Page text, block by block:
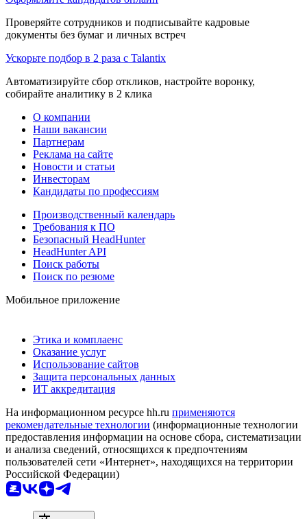
Проверяйте сотрудников и подписывайте кадровые
документы без бумаг и личных встреч
Ускорьте подбор в 2 раза с Talantix
Автоматизируйте сбор откликов, настройте воронку,
собирайте аналитику в 2 клика
О компании
Наши вакансии
Партнерам
Реклама на сайте
Новости и статьи
Инвесторам
Кандидаты по профессиям
Производственный календарь
Требования к ПО
Безопасный HeadHunter
HeadHunter API
Поиск работы
Поиск по резюме
Мобильное приложение
Этика и комплаенс
Оказание услуг
Использование сайтов
Защита персональных данных
ИТ аккредитация
На информационном ресурсе hh.ru применяются
рекомендательные технологии (информационные технологии
предоставления информации на основе сбора, систематизации
и анализа сведений, относящихся к предпочтениям
пользователей сети «Интернет», находящихся на территории
Российской Федерации)